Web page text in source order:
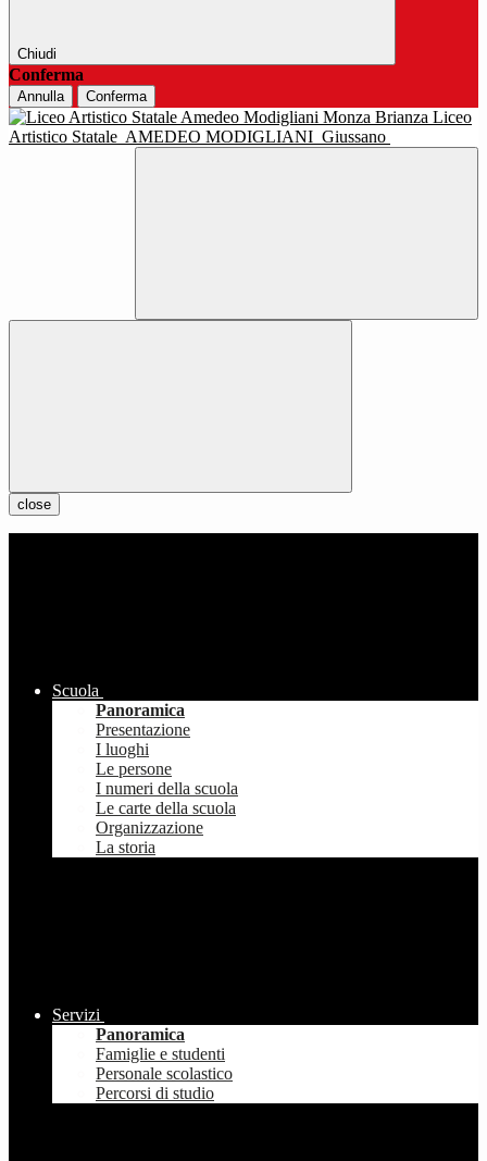
Chiudi
Conferma
Annulla Conferma
Liceo
Artistico Statale AMEDEO MODIGLIANI Giussano
close
Scuola
Panoramica
Presentazione
I luoghi
Le persone
I numeri della scuola
Le carte della scuola
Organizzazione
La storia
Servizi
Panoramica
Famiglie e studenti
Personale scolastico
Percorsi di studio